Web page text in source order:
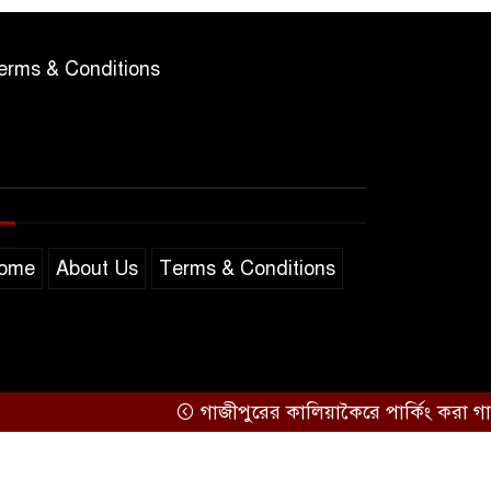
& Conditions
About Us Terms & Conditions
গাজীপুরের কালিয়াকৈরে পার্কিং করা গাড়িতে